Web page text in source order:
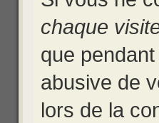
chaque
que
abusive de
lors de la